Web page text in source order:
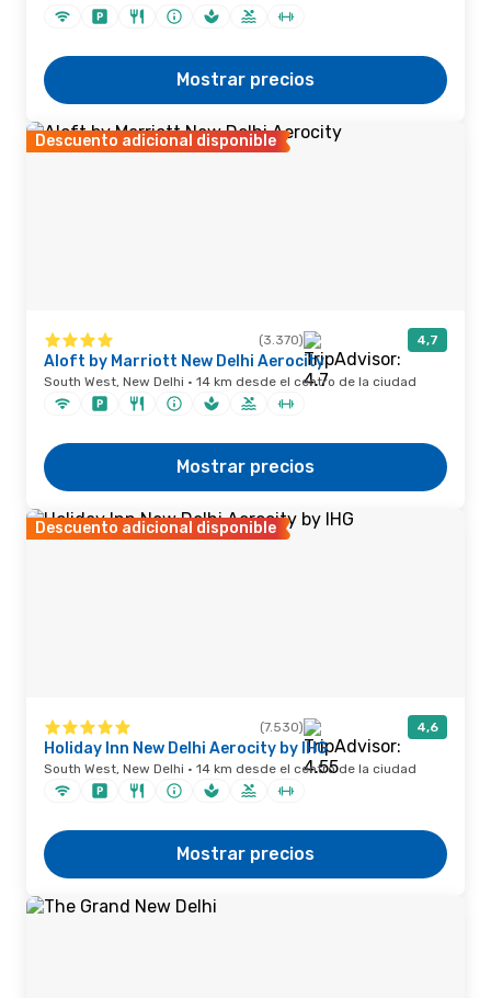
Mostrar precios
Descuento adicional disponible
(3.370) 4,7
Aloft by Marriott New Delhi Aerocity
South West, New Delhi · 14 km desde el centro de la ciudad
Mostrar precios
Descuento adicional disponible
(7.530) 4,6
Holiday Inn New Delhi Aerocity by IHG
South West, New Delhi · 14 km desde el centro de la ciudad
Mostrar precios